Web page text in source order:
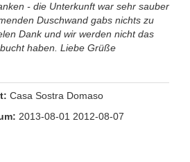
- die Unterkunft war sehr sauber
Duschwand gabs nichts zu
Dank und wir werden nicht das
haben. Liebe Grüße
Casa Sostra Domaso
2013-08-01 2012-08-07